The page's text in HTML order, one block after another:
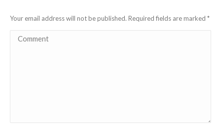
Your email address will not be published. Required fields are marked *
Comment